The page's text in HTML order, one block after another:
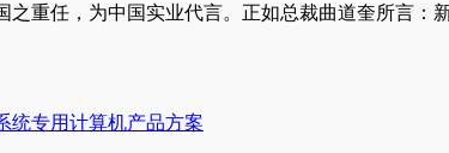
重任，为中国实业代言。正如总裁曲道奎所言